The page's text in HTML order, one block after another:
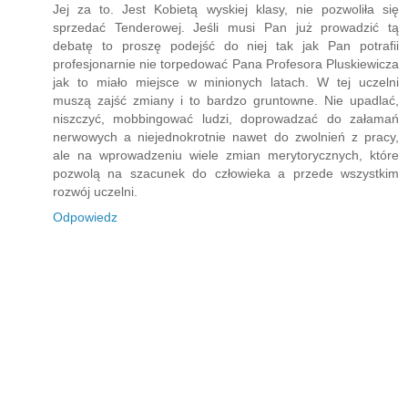
Jej za to. Jest Kobietą wyskiej klasy, nie pozwoliła się
sprzedać Tenderowej. Jeśli musi Pan już prowadzić tą
debatę to proszę podejść do niej tak jak Pan potrafii
profesjonarnie nie torpedować Pana Profesora Pluskiewicza
jak to miało miejsce w minionych latach. W tej uczelni
muszą zajść zmiany i to bardzo gruntowne. Nie upadlać,
niszczyć, mobbingować ludzi, doprowadzać do załamań
nerwowych a niejednokrotnie nawet do zwolnień z pracy,
ale na wprowadzeniu wiele zmian merytorycznych, które
pozwolą na szacunek do człowieka a przede wszystkim
rozwój uczelni.
Odpowiedz